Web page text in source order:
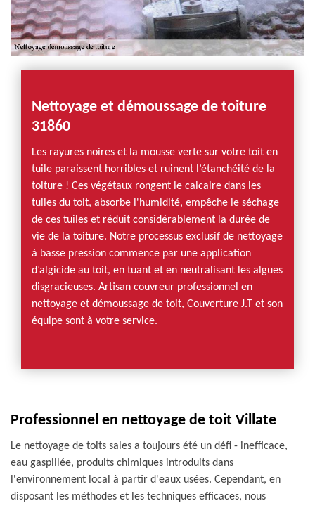
Nettoyage et démoussage de toiture
31860
Les rayures noires et la mousse verte sur votre toit en
tuile paraissent horribles et ruinent l’étanchéité de la
toiture ! Ces végétaux rongent le calcaire dans les
tuiles du toit, absorbe l'humidité, empêche le séchage
de ces tuiles et réduit considérablement la durée de
vie de la toiture. Notre processus exclusif de nettoyage
à basse pression commence par une application
d’algicide au toit, en tuant et en neutralisant les algues
disgracieuses. Artisan couvreur professionnel en
nettoyage et démoussage de toit, Couverture J.T et son
équipe sont à votre service.
Professionnel en nettoyage de toit Villate
Le nettoyage de toits sales a toujours été un défi - inefficace,
eau gaspillée, produits chimiques introduits dans
l'environnement local à partir d'eaux usées. Cependant, en
disposant les méthodes et les techniques efficaces, nous